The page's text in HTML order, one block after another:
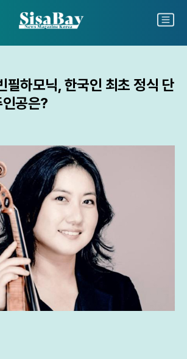
주
서
메
뉴
필하모닉, 한국인 최초 정식 단
공은?